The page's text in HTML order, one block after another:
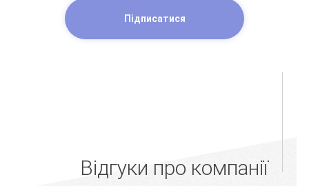
Підписатися
Відгуки про компанії